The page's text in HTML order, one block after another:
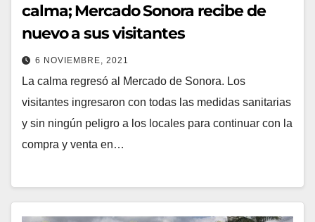
calma; Mercado Sonora recibe de
nuevo a sus visitantes
6 NOVIEMBRE, 2021
La calma regresó al Mercado de Sonora. Los
visitantes ingresaron con todas las medidas sanitarias
y sin ningún peligro a los locales para continuar con la
compra y venta en…